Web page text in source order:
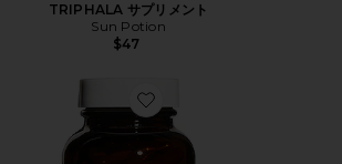
TRIPHALA サプリメント
Sun Potion
$47
Favorite START WOMEN'S